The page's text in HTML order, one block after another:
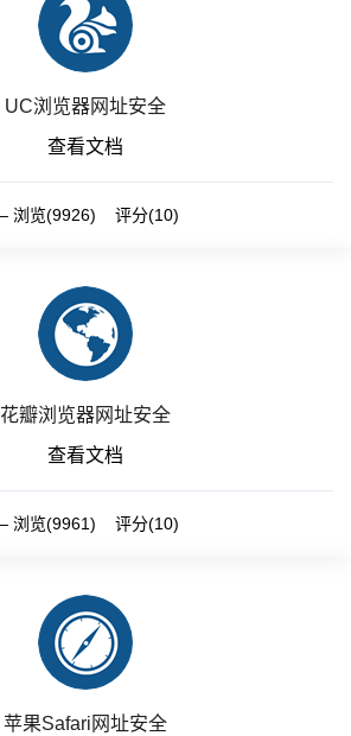
UC浏览器网址安全
查看文档
浏览(9926) 评分(10)
花瓣浏览器网址安全
查看文档
浏览(9961) 评分(10)
苹果Safari网址安全